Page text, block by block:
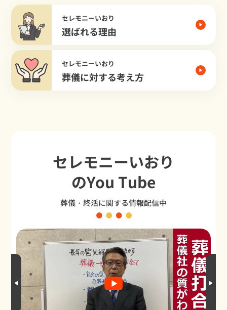
セレモニーいおり
選ばれる理由
セレモニーいおり
葬儀に対する考え方
セレモニーいおり
のYou Tube
葬儀・終活に関する情報配信中